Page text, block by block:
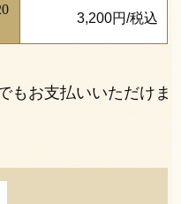
3,200円/税込
もお支払いいただけま